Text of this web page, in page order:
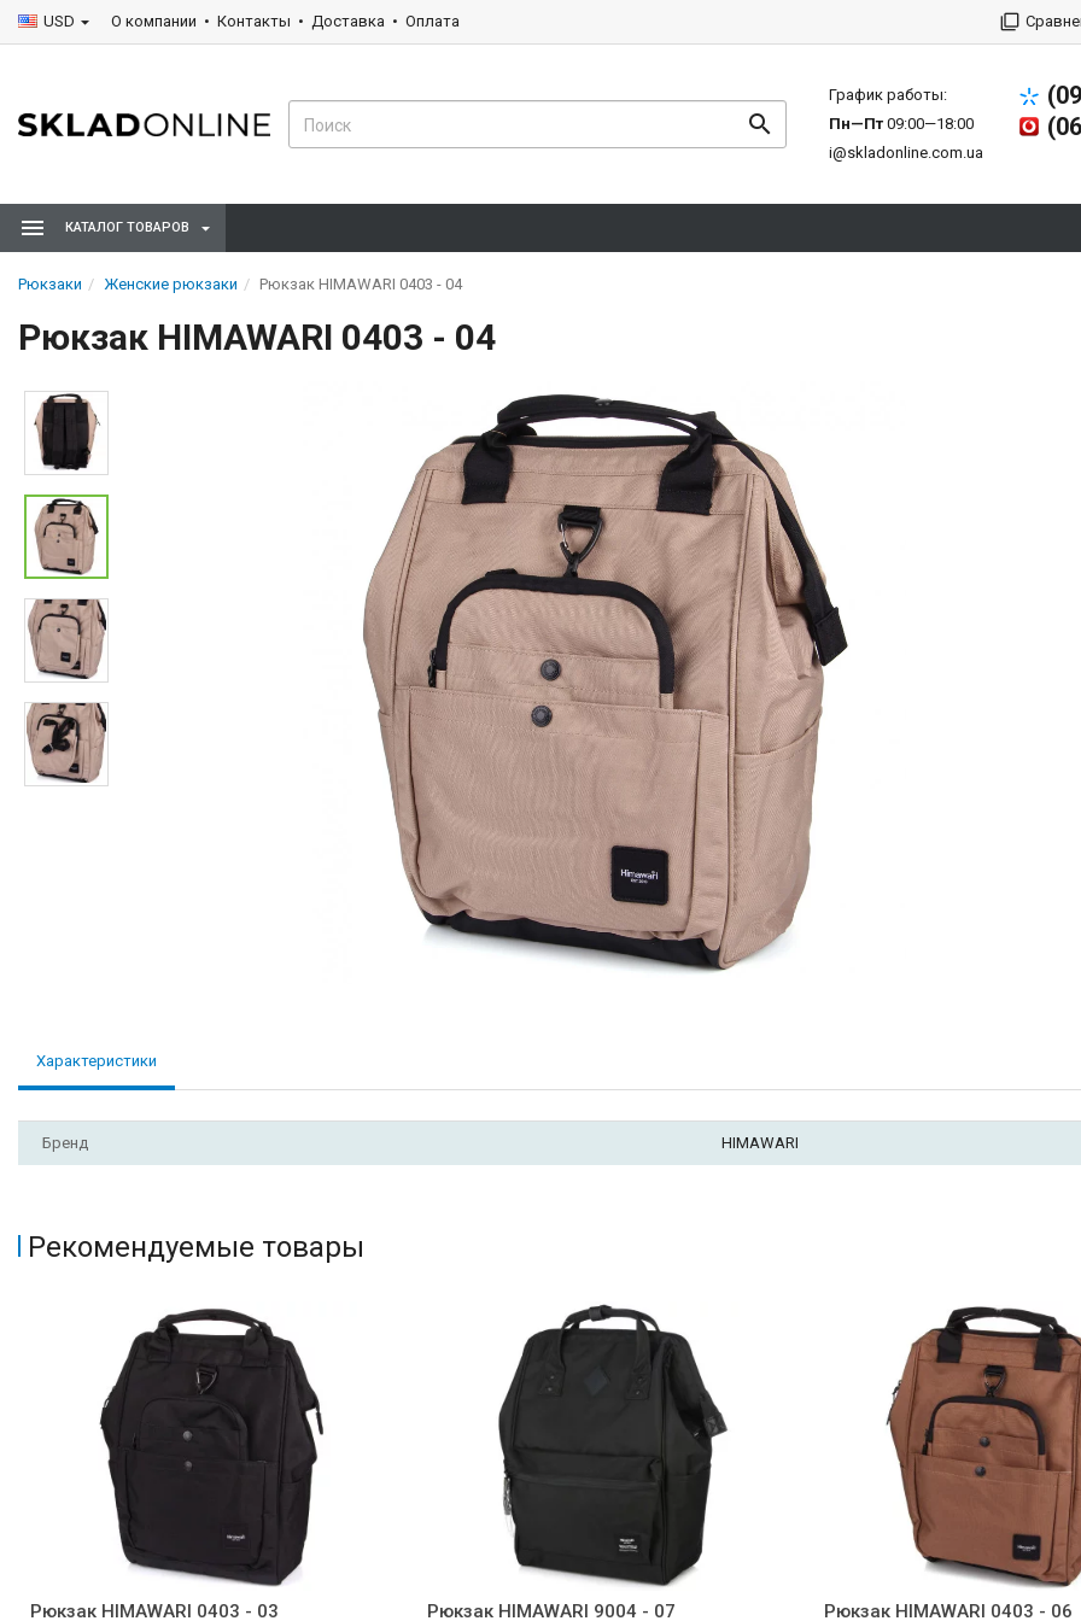
USD О компании Контакты Доставка Оплата
График работы:
Пн—Пт09:00—18:00
i@skladonline.com.ua
КАТАЛОГ ТОВАРОВ
Рюкзаки Женские рюкзаки Рюкзак HIMAWARI 0403 - 04
Рюкзак HIMAWARI 0403 - 04
Характеристики
Бренд HIMAWARI
Рекомендуемые товары
Рюкзак HIMAWARI 0403 - 03 Рюкзак HIMAWARI 9004 - 07 Рюкзак HIMAWARI 0403 - 06